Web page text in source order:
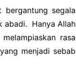
segala
abadi. Hanya Allah
rasa
menjadi sebab